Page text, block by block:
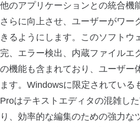
他のアプリケーションとの統合機
さらに向上させ、ユーザーがワー
きるようにします。このソフトウ
完、エラー検出、内蔵ファイルエ
の機能も含まれており、ユーザー
ます。Windowsに限定されている
Proはテキストエディタの混雑し
り、効率的な編集のための強力な